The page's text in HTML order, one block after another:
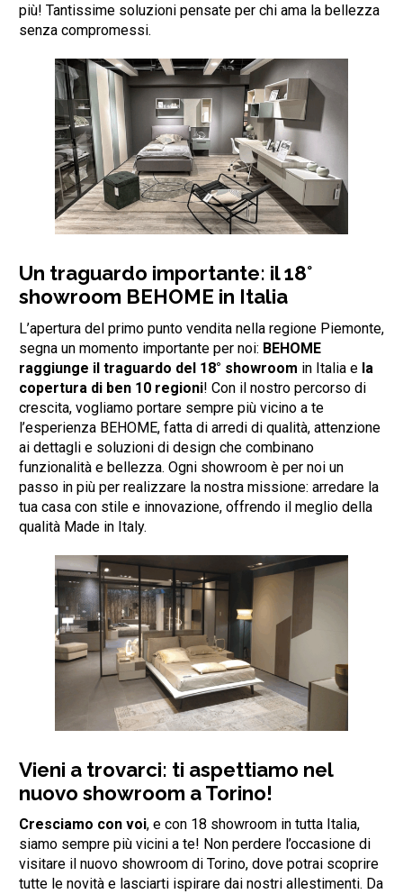
più! Tantissime soluzioni pensate per chi ama la bellezza
senza compromessi.
Un traguardo importante: il 18°
showroom BEHOME in Italia
L’apertura del primo punto vendita nella regione Piemonte,
segna un momento importante per noi: BEHOME
raggiunge il traguardo del 18° showroom in Italia e la
copertura di ben 10 regioni! Con il nostro percorso di
crescita, vogliamo portare sempre più vicino a te
l’esperienza BEHOME, fatta di arredi di qualità, attenzione
ai dettagli e soluzioni di design che combinano
funzionalità e bellezza. Ogni showroom è per noi un
passo in più per realizzare la nostra missione: arredare la
tua casa con stile e innovazione, offrendo il meglio della
qualità Made in Italy.
Vieni a trovarci: ti aspettiamo nel
nuovo showroom a Torino!
Cresciamo con voi, e con 18 showroom in tutta Italia,
siamo sempre più vicini a te! Non perdere l’occasione di
visitare il nuovo showroom di Torino, dove potrai scoprire
tutte le novità e lasciarti ispirare dai nostri allestimenti. Da